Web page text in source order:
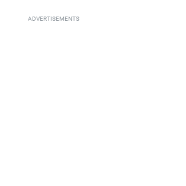
ADVERTISEMENTS